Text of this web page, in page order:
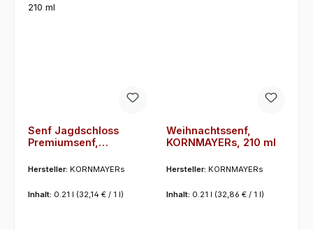
Senf Jagdschloss
Premiumsenf,
Hersteller: KORNMAYERs
Inhalt: 0.21 l (32,14 € / 1 l)
Weihnachtssenf,
KORNMAYERs, 210 ml
Hersteller: KORNMAYERs
Inhalt: 0.21 l (32,86 € / 1 l)